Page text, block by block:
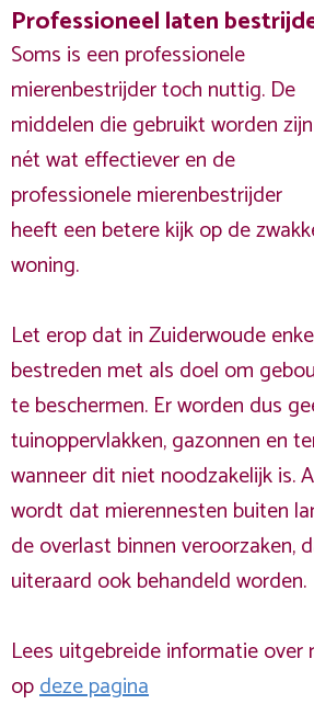
Professioneel laten
Soms is een professionele
mierenbestrijder toch nuttig. De
middelen die gebruikt worden zijn
nét wat effectiever en de
professionele mierenbestrijder
heeft een betere kijk op de
woning.
Let erop dat in Zuiderwoude
bestreden met als doel om
te beschermen. Er worden dus
tuinoppervlakken, gazonnen en
wanneer dit niet noodzakelijk is.
wordt dat mierennesten buiten
de overlast binnen veroorzaken,
uiteraard ook behandeld worden.
Lees uitgebreide informatie over
opdeze pagina